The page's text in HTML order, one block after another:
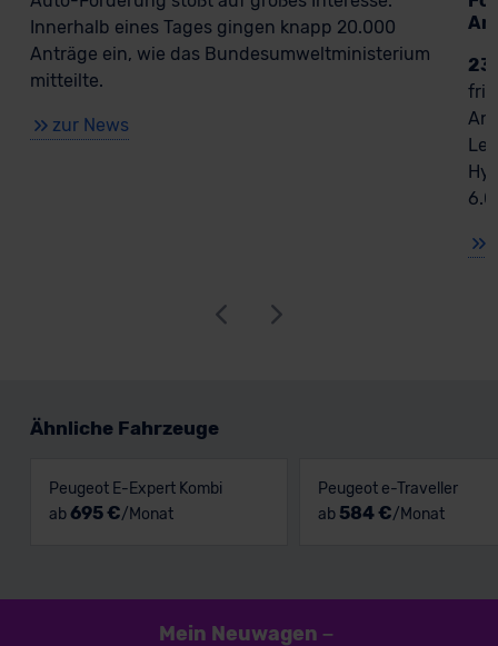
Innerhalb eines Tages gingen knapp 20.000
Anträge ein, wie das Bundesumweltministerium
mitteilte.
zur News
Ähnliche Fahrzeuge
Peugeot E-Expert Kombi
ab695 €/Monat
Peugeot e-Traveller
ab 584 €/Monat
Mein Neuwagen –